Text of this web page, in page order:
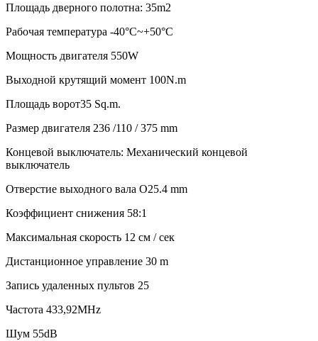
Площадь дверного полотна: 35m2
Рабочая температура -40°C~+50°C
Мощность двигателя 550W
Выходной крутящий момент 100N.m
Площадь ворот35 Sq.m.
Размер двигателя 236 /110 / 375 mm
Концевой выключатель: Механический концевой
выключатель
Отверстие выходного вала O25.4 mm
Коэффициент снижения 58:1
Максимальная скорость 12 см / сек
Дистанционное управление 30 m
Запись удаленных пультов 25
Частота 433,92MHz
Шум 55dB